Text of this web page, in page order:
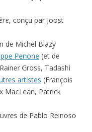
, conçu par Joost
de Michel Blazy
Penone (et de
Gross, Tadashi
artistes (François
MacLean, Patrick
de Pablo Reinoso